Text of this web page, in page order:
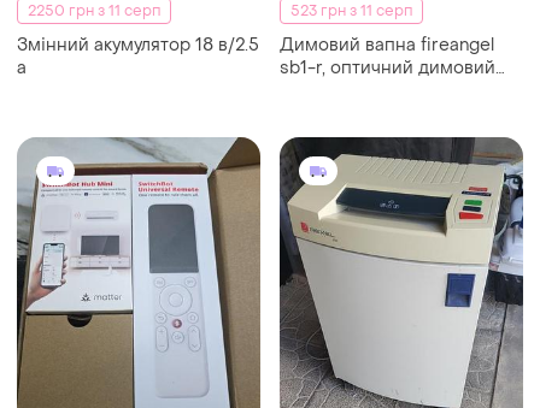
2250 грн з 11 серп
Змінний акумулятор 18 в/2.5
а
523 грн з 11 серп
Димовий вапна fireangel
sb1-r, оптичний димовий